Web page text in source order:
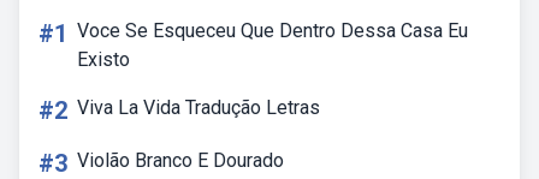
#1 Voce Se Esqueceu Que Dentro Dessa Casa Eu
Existo
#2 Viva La Vida Tradução Letras
#3 Violão Branco E Dourado